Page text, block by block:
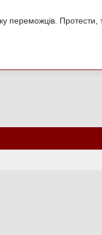
переможців.